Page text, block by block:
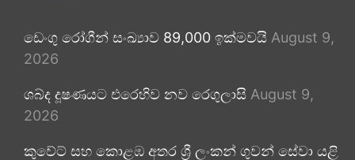
ඩෙංගු රෝගීන් සංඛ්‍යාව 89,000 ඉක්මවයි August 9,
2026
ශබ්ද දූෂණයට එරෙහිව නව රෙගුලාසි August 9,
2026
කුවේට් සහ කොළඹ අතර ශ්‍රී ලංකන් ගුවන් සේවා යළි